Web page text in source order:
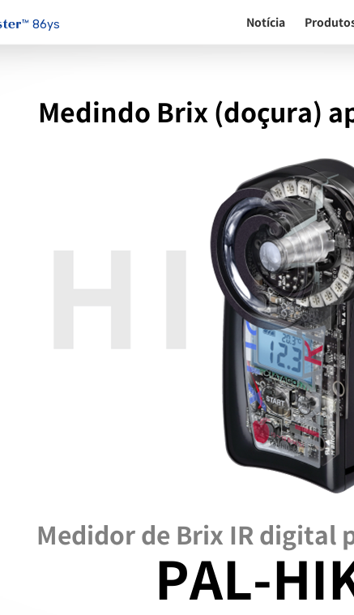
86ys Notícia
Medindo Brix (doçura)
Medidor de Brix IR
PAL-